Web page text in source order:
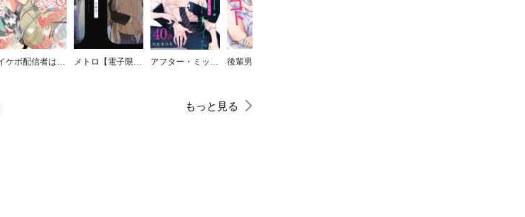
イケボ配信者は俺狙い!? メトロ【電子限定描き下ろし付き】 アフター・ミッドナイト・スキン［ばら売り］
もっと見る